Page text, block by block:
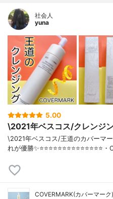
社会人
yuna
5.00
\2021年ベスコス/クレンジ
\2021年ベスコス/王道のカバーマ
れが優勝
COVERMARK(カバーマーク)